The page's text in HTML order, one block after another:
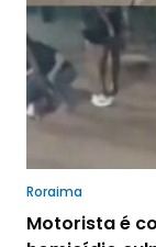
Roraima
Motorista é